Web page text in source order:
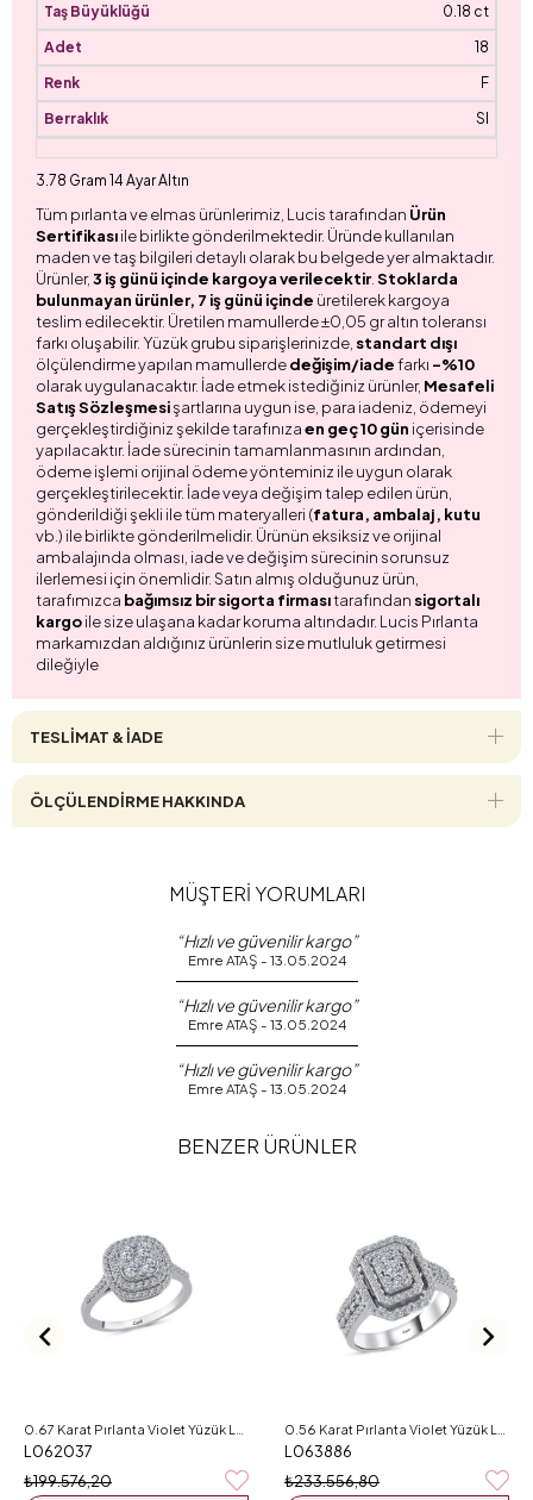
0.18 ct
18
F
SI
3.78 Gram 14 Ayar Altın
Tüm pırlanta ve elmas ürünlerimiz, Lucis tarafından Ürün
Sertifikasıile birlikte gönderilmektedir. Üründe kullanılan
maden ve taş bilgileri detaylı olarak bu belgede yer almaktadır.
Ürünler,3 iş günü içinde kargoya verilecektir. Stoklarda
bulunmayan ürünler, 7 iş günü içinde üretilerek kargoya
teslim edilecektir. Üretilen mamullerde ±0,05 gr altın toleransı
farkı oluşabilir. Yüzük grubu siparişlerinizde, standart dışı
ölçülendirme yapılan mamullerdedeğişim/iadefarkı -%10
olarak uygulanacaktır. İade etmek istediğiniz ürünler, Mesafeli
Satış Sözleşmesişartlarına uygun ise, para iadeniz, ödemeyi
gerçekleştirdiğiniz şekilde tarafınızaen geç 10 gün içerisinde
yapılacaktır. İade sürecinin tamamlanmasının ardından,
ödeme işlemi orijinal ödeme yönteminiz ile uygun olarak
gerçekleştirilecektir. İade veya değişim talep edilen ürün,
gönderildiği şekli ile tüm materyalleri (fatura, ambalaj, kutu
vb.) ile birlikte gönderilmelidir. Ürünün eksiksiz ve orijinal
ambalajında olması, iade ve değişim sürecinin sorunsuz
ilerlemesi için önemlidir. Satın almış olduğunuz ürün,
tarafımızca bağımsız bir sigorta firmasıtarafından sigortalı
kargoile size ulaşana kadar koruma altındadır. Lucis Pırlanta
markamızdan aldığınız ürünlerin size mutluluk getirmesi
dileğiyle
TESLİMAT & İADE
ÖLÇÜLENDİRME HAKKINDA
MÜŞTERİ YORUMLARI
“Hızlı ve güvenilir kargo”
Emre ATAŞ - 13.05.2024
“Hızlı ve güvenilir kargo”
Emre ATAŞ - 13.05.2024
“Hızlı ve güvenilir kargo”
Emre ATAŞ - 13.05.2024
BENZER ÜRÜNLER
L062037
₺199.576,20
L063886
₺233.556,80